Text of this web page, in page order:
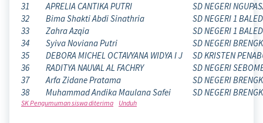
31
APRELIA CANTIKA PUTRI
SD NEGERI
32
Bima Shakti Abdi Sinathria
SD NEGERI 1
33
Zahra Azqia
SD NEGERI 1
34
Syiva Noviana Putri
SD NEGERI
35
DEBORA MICHEL OCTAVYANA WIDYA I J
SD KRISTEN
36
RADITYA NAUVAL AL FACHRY
SD NEGERI
37
Arfa Zidane Pratama
SD NEGERI
38
Muhammad Andika Maulana Safei SD NEGERI
SK Pengumuman siswa diterima Unduh